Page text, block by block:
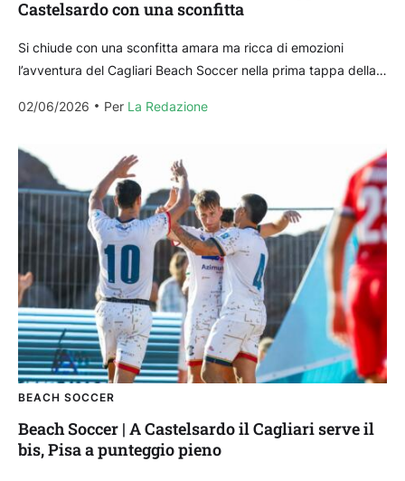
Castelsardo con una sconfitta
Si chiude con una sconfitta amara ma ricca di emozioni
l’avventura del Cagliari Beach Soccer nella prima tappa della
02/06/2026
Per La Redazione
BEACH SOCCER
Beach Soccer | A Castelsardo il Cagliari serve il
bis, Pisa a punteggio pieno